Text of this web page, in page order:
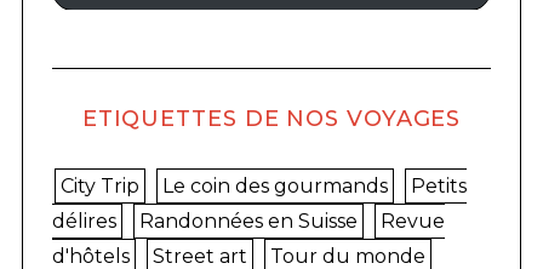
e
m
a
ETIQUETTES DE NOS VOYAGES
City Trip Le coin des gourmands
Petits
délires
Randonnées en Suisse
Revue
d'hôtels
Street art
Tour du monde